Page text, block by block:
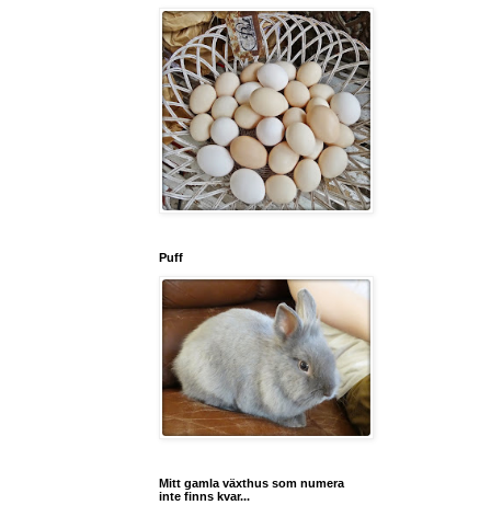
Puff
Mitt gamla växthus som numera
inte finns kvar...